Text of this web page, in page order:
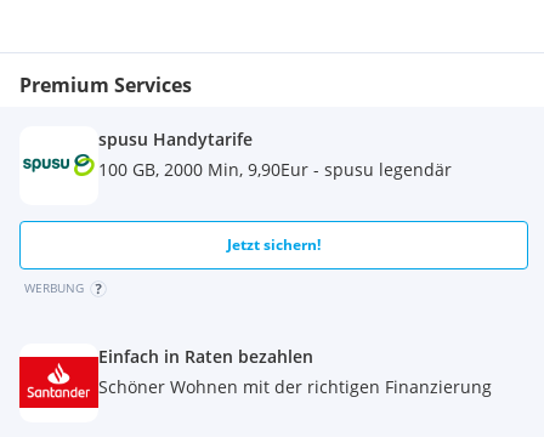
Telefon Laa an der Thaya:
Telefon Stockerau:02266 651900
Telefon Wien 1160:01 48103810
Zwischenverkauf vorbehalten. Bitte unbedingt vor Abholung
Verfügbarkeit sichern und reservieren lassen! Ware von
einem Mitarbeiter ausgeben lassen.
-----------------------------------------------------------------------------------
Premium Services
spusu Handytarife
100 GB, 2000 Min, 9,90Eur - spusu legendär
Jetzt sichern!
WERBUNG
Einfach in Raten bezahlen
Schöner Wohnen mit der richtigen Finanzierung